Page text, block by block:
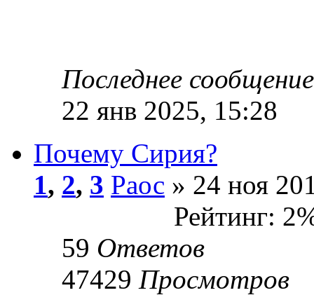
Последнее
22 янв 2025, 15:28
Почему Сирия?
1, 2, 3 Раос » 24 ноя
Рейтинг:
59 Ответов
47429 Просмотров